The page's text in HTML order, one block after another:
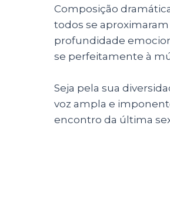
Composição
todos se
profundidade
se perfeitamente à
Seja pela sua
voz ampla e
encontro da última